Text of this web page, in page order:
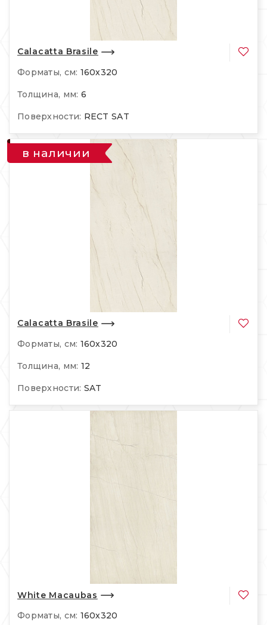
Calacatta Brasile
Форматы, см: 160х320
Толщина, мм: 6
Поверхности: RECT SAT
в наличии
Calacatta Brasile
Форматы, см: 160х320
Толщина, мм: 12
Поверхности: SAT
White Macaubas
Форматы, см: 160х320